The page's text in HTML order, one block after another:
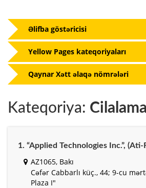
Kateqoriya:
1. “Applied Technologies Inc.”, (Ati-
AZ1065, Bakı
Cəfər Cabbarlı küç., 44; 9-cu
Plaza I"
Əlifba göstəricisi
Yellow Pages kateqoriyaları
Qaynar Xətt əlaqə nömrələri